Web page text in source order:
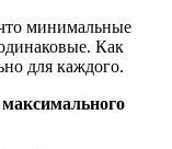
минимальные
Как
для каждого.